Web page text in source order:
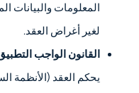
المعلومات والبيانات
لغير أغراض العقد.
القانون الواجب
يحكم العقد (الأنظمة